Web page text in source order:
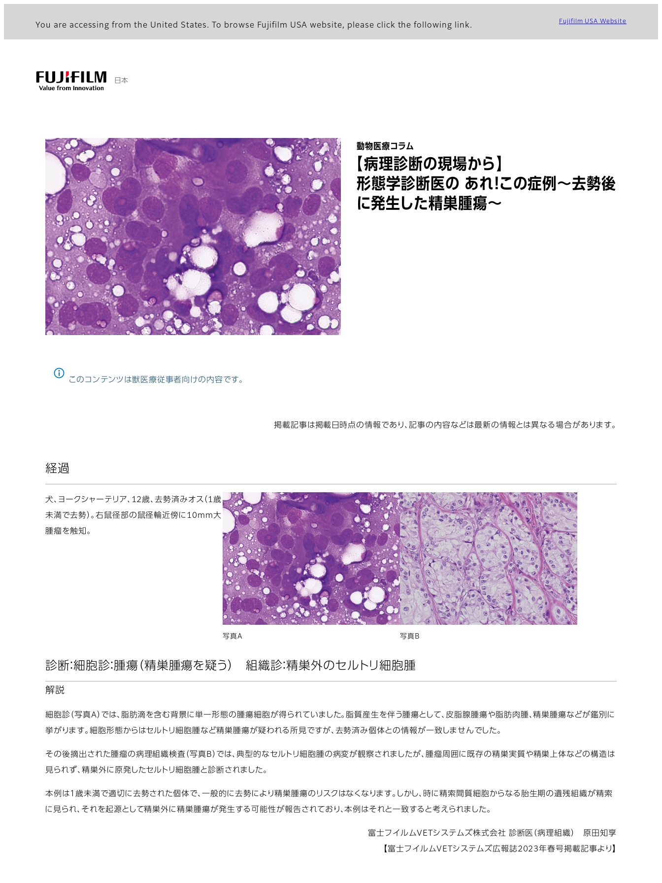
You are accessing from the United States. To browse Fujifilm USA website, please click the following link. Fujifilm USA Website
日本
動物医療コラム
【病理診断の現場から】
形態学診断医の あれ！この症例～去勢後
に発生した精巣腫瘍～
このコンテンツは獣医療従事者向けの内容です。
掲載記事は掲載日時点の情報であり、記事の内容などは最新の情報とは異なる場合があります。
経過
犬、ヨークシャーテリア、12歳、去勢済みオス（1歳
未満で去勢）。右鼠径部の鼠径輪近傍に10mm大
腫瘤を触知。
写真A 写真B
診断：細胞診：腫瘍（精巣腫瘍を疑う） 組織診：精巣外のセルトリ細胞腫
解説
細胞診（写真A）では、脂肪滴を含む背景に単一形態の腫瘍細胞が得られていました。脂質産生を伴う腫瘍として、皮脂腺腫瘍や脂肪肉腫、精巣腫瘍などが鑑別に
挙がります。細胞形態からはセルトリ細胞腫など精巣腫瘍が疑われる所見ですが、去勢済み個体との情報が一致しませんでした。
その後摘出された腫瘤の病理組織検査（写真B）では、典型的なセルトリ細胞腫の病変が観察されましたが、腫瘤周囲に既存の精巣実質や精巣上体などの構造は
見られず、精巣外に原発したセルトリ細胞腫と診断されました。
本例は１歳未満で適切に去勢された個体で、一般的に去勢により精巣腫瘍のリスクはなくなります。しかし、時に精索間質細胞からなる胎生期の遺残組織が精索
に見られ、それを起源として精巣外に精巣腫瘍が発生する可能性が報告されており、本例はそれと一致すると考えられました。
富士フイルムVETシステムズ株式会社 診断医（病理組織） 原田知享
【富士フイルムVETシステムズ広報誌2023年春号掲載記事より】